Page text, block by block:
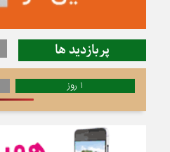
پربازدید ها
1 روز